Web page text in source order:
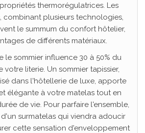
thermorégulatrices. Les
combinant plusieurs technologies,
le summum du confort hôtelier,
de différents matériaux.
le sommier influence 30 à 50% du
literie. Un sommier tapissier,
dans l'hôtellerie de luxe, apporte
élégante à votre matelas tout en
de vie. Pour parfaire l'ensemble,
surmatelas qui viendra adoucir
cette sensation d'enveloppement